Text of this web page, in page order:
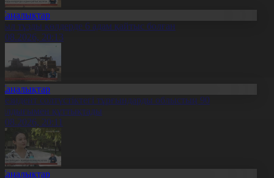
тұзды көлдерде 6 адам қайтыс болған
20:13
солтүстіктегі тұрғындарды облыстың 90
құттықтады
20:11